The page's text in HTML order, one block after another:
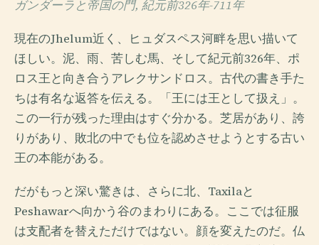
ガンダーラと帝国の門, 紀元前326年-711年
現在のJhelum近く、ヒュダスペス河畔を思い描いて
ほしい。泥、雨、苦しむ馬、そして紀元前326年、ポ
ロス王と向き合うアレクサンドロス。古代の書き手た
ちは有名な返答を伝える。「王には王として扱え」。
この一行が残った理由はすぐ分かる。芝居があり、誇
りがあり、敗北の中でも位を認めさせようとする古い
王の本能がある。
だがもっと深い驚きは、さらに北、Taxilaと
Peshawarへ向かう谷のまわりにある。ここでは征服
は支配者を替えただけではない。顔を変えたのだ。仏